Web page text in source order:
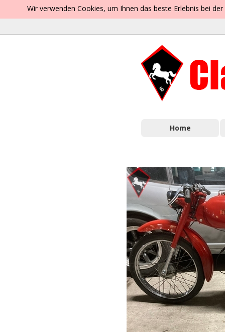
Wir verwenden Cookies, um Ihnen das beste Erlebnis bei
Home